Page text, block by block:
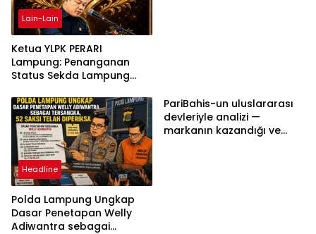
Lain-Lain
Ketua YLPK PERARI
Lampung: Penanganan
Status Sekda Lampung
Berdasarkan Aturan,
Bukan Tekanan Opini
Headline
Polda Lampung Ungkap
Dasar Penetapan Welly
Adiwantra sebagai
PariBahis-un uluslararası
devleriyle analizi —
markanın kazandığı ve